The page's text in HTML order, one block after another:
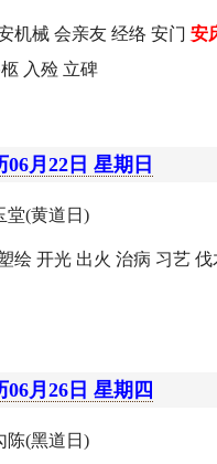
机械 会亲友 经络 安门 安
入殓 立碑
06月22日 星期日
堂(黄道日)
绘 开光 出火 治病 习艺
06月26日 星期四
陈(黑道日)